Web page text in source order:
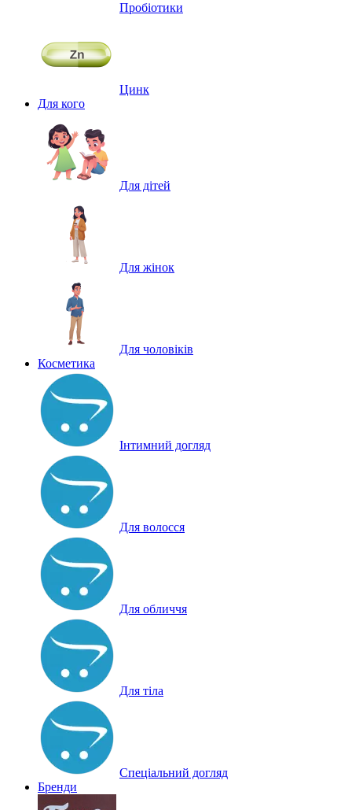
Пробіотики
Цинк
Для кого
Для дітей
Для жінок
Для чоловіків
Косметика
Інтимний догляд
Для волосся
Для обличчя
Для тіла
Спеціальний догляд
Бренди